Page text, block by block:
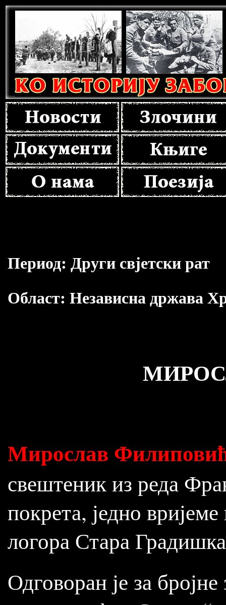
Период: Други свјетски рат
Област: Независна држава
Мирослав
свештеник из реда
покрета, једно
логора Стара
Одговоран је за